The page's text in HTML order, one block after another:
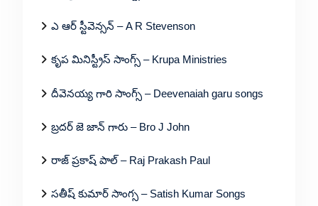
ఎ ఆర్ స్టీవెన్సన్ – A R Stevenson
కృప మినిస్ట్రీస్ సాంగ్స్ – Krupa Ministries
దీవెనయ్య గారి సాంగ్స్ – Deevenaiah garu songs
బ్రదర్ జె జాన్ గారు – Bro J John
రాజ్ ప్రకాష్ పాల్ – Raj Prakash Paul
సతీష్ కుమార్ సాంగ్స – Satish Kumar Songs